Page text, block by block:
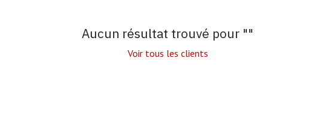
Aucun résultat trouvé pour ""
Voir tous les clients